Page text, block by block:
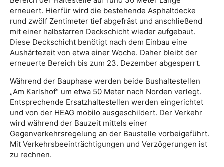
erneuert. Hierfür wird die bestehende Asphaltdecke
rund zwölf Zentimeter tief abgefräst und anschließend
mit einer halbstarren Deckschicht wieder aufgebaut.
Diese Deckschicht benötigt nach dem Einbau eine
Aushärtezeit von etwa einer Woche. Daher bleibt der
erneuerte Bereich bis zum 23. Dezember abgesperrt.
Während der Bauphase werden beide Bushaltestellen
„Am Karlshof“ um etwa 50 Meter nach Norden verlegt.
Entsprechende Ersatzhaltestellen werden eingerichtet
und von der HEAG mobilo ausgeschildert. Der Verkehr
wird während der Bauzeit mittels einer
Gegenverkehrsregelung an der Baustelle vorbeigeführt.
Mit Verkehrsbeeinträchtigungen und Verzögerungen ist
zu rechnen.